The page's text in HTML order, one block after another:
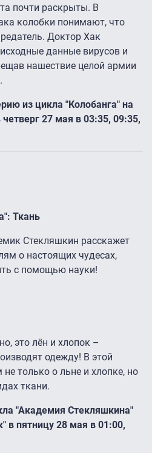
почти раскрыты. В
колобки понимают, что
Доктор Хак
данные вирусов и
нашествие целой армии
из цикла "Колобанга" на
27 мая в 03:35, 09:35,
Ткань
Стекляшкин расскажет
о настоящих чудесах,
с помощью науки!
это лён и хлопок –
одежду! В этой
только о льне и хлопке, но
ткани.
"Академия Стекляшкина"
в пятницу 28 мая в 01:00,